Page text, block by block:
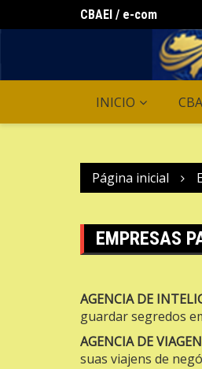
para
CBAEI / e-com
Agencias Virtuais
INICIO
Página inicial
EMPRESAS
AGENCIA DE
guardar segredos
AGENCIA DE
suas viajens de